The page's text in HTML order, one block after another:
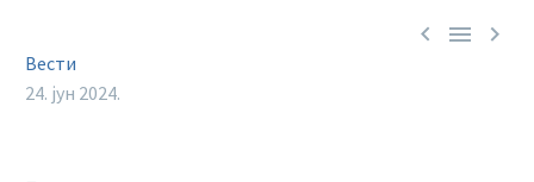
  
Вести
24. јун 2024.